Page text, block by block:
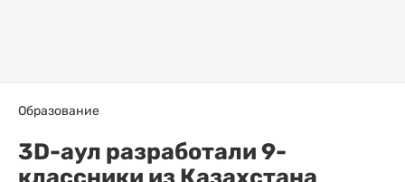
Образование
3D-аул разработали 9-
классники из Казахстана